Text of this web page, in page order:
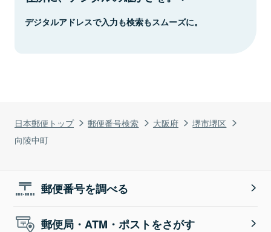
日本郵便トップ 郵便番号検索 大阪府
堺市堺区
向陵中町
デジタルアドレスで入力も検索もスムーズに。
郵便番号を調べる
郵便局・ATM・ポストをさがす